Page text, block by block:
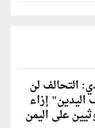
التحالف لن
إزاء
على اليمن